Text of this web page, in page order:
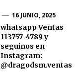
16 JUNIO, 2025
whatsapp Ventas
113757-4789 y
seguinos en
Instagram:
@dragodsm.ventas